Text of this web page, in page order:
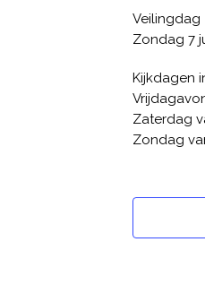
Veilingdag
Zondag 7
Kijkdagen
Zaterdag
Zondag